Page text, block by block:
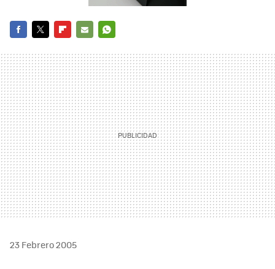
MAIL
23 Febrero 2005